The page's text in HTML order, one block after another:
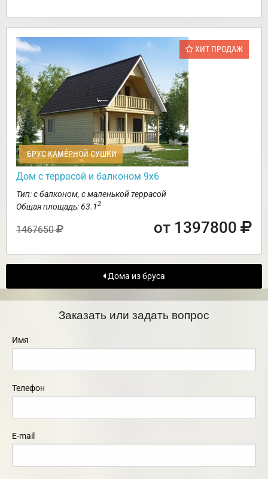
ХИТ ПРОДАЖ
БРУС КАМЕРНОЙ СУШКИ
Дом с террасой и балконом 9х6
Тип: с балконом, с маленькой террасой
Общая площадь: 63.12
1467650 от 1397800
Дома из бруса
Заказать или задать вопрос
Имя
Телефон
E-mail